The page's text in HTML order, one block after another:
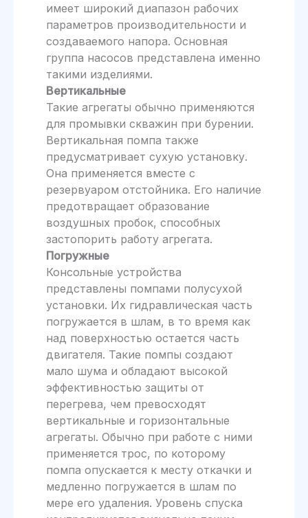
имеет широкий диапазон рабочих
параметров производительности и
создаваемого напора. Основная
группа насосов представлена именно
такими изделиями.
Вертикальные
Такие агрегаты обычно применяются
для промывки скважин при бурении.
Вертикальная помпа также
предусматривает сухую установку.
Она применяется вместе с
резервуаром отстойника. Его наличие
предотвращает образование
воздушных пробок, способных
застопорить работу агрегата.
Погружные
Консольные устройства
представлены помпами полусухой
установки. Их гидравлическая часть
погружается в шлам, в то время как
над поверхностью остается часть
двигателя. Такие помпы создают
мало шума и обладают высокой
эффективностью защиты от
перегрева, чем превосходят
вертикальные и горизонтальные
агрегаты. Обычно при работе с ними
применяется трос, по которому
помпа опускается к месту откачки и
медленно погружается в шлам по
мере его удаления. Уровень спуска